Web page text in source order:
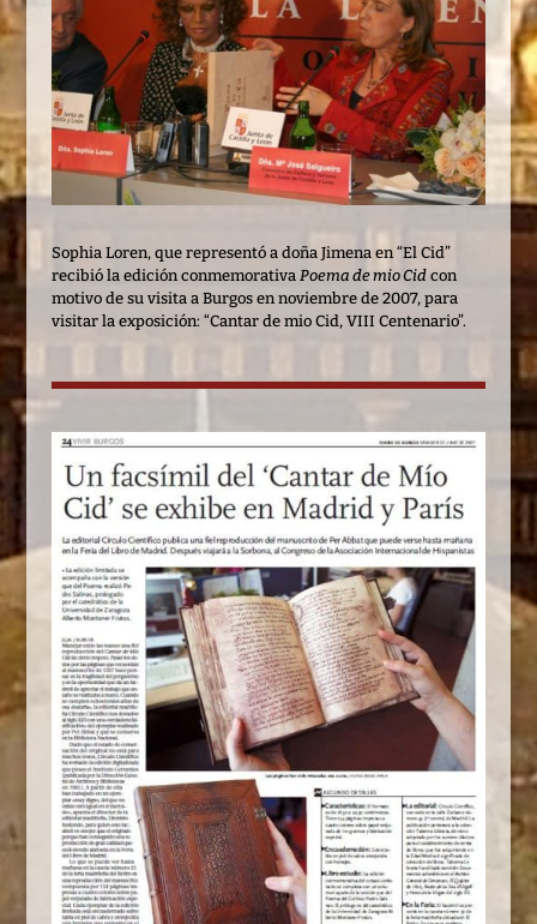
Sophia Loren, que representó a doña Jimena en “El Cid”
recibió la edición conmemorativa Poema de mio Cidcon
motivo de su visita a Burgos en noviembre de 2007, para
visitar la exposición: “Cantar de mio Cid, VIII Centenario”.